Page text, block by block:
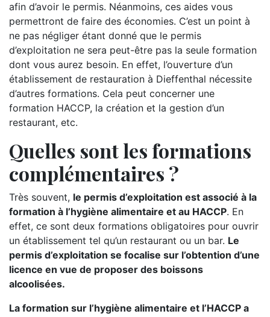
afin d’avoir le permis. Néanmoins, ces aides vous
permettront de faire des économies. C’est un point à
ne pas négliger étant donné que le permis
d’exploitation ne sera peut-être pas la seule formation
dont vous aurez besoin. En effet, l’ouverture d’un
établissement de restauration à Dieffenthal nécessite
d’autres formations. Cela peut concerner une
formation HACCP, la création et la gestion d’un
restaurant, etc.
Quelles sont les formations
complémentaires ?
Très souvent, le permis d’exploitation est associé à la
formation à l’hygiène alimentaire et au HACCP. En
effet, ce sont deux formations obligatoires pour ouvrir
un établissement tel qu’un restaurant ou un bar. Le
permis d’exploitation se focalise sur l’obtention d’une
licence en vue de proposer des boissons
alcoolisées.
La formation sur l’hygiène alimentaire et l’HACCP a